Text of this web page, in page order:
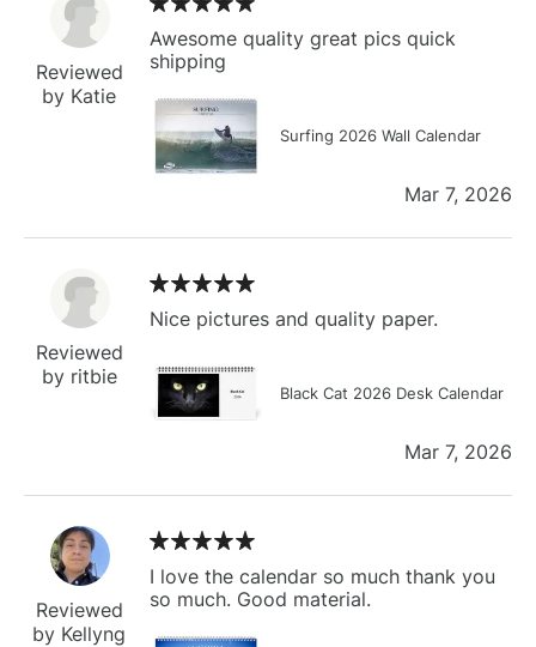
Reviewed
by Katie
Awesome quality great pics quick
shipping
Surfing 2026 Wall Calendar
Mar 7, 2026
Reviewed
by ritbie
Nice pictures and quality paper.
Black Cat 2026 Desk Calendar
Mar 7, 2026
Reviewed
by Kellyng
I love the calendar so much thank you
so much. Good material.